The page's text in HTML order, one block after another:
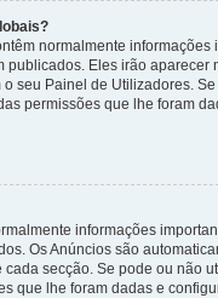
normalmente informações
publicados. Eles irão aparecer
o seu Painel de Utilizadores.
permissões que lhe foram
informações
Os Anúncios são
secção. Se pode ou não
que lhe foram dadas e